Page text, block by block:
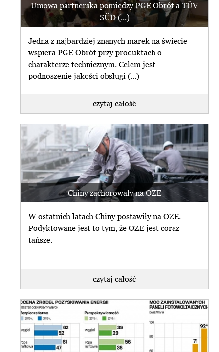
Umowa partnerska pomiędzy PGE Obrót a TÜV
SÜD (...)
Jedna z najbardziej znanych marek na świecie
wspiera PGE Obrót przy produktach o
charakterze technicznym. Celem jest
podnoszenie jakości obsługi (...)
czytaj całość
Chiny zachorowały na OZE
W ostatnich latach Chiny postawiły na OZE.
Podyktowane jest to tym, że OZE jest coraz
tańsze.
czytaj całość